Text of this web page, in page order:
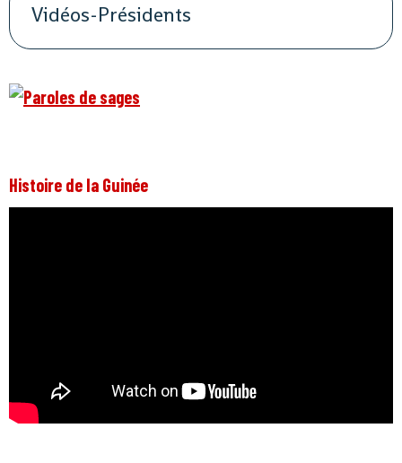
Vidéos-Présidents
Histoire de la Guinée